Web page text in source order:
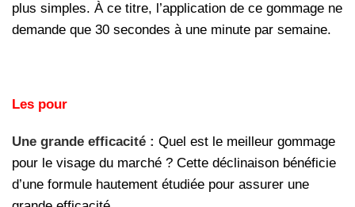
plus simples. À ce titre, l’application de ce gommage ne
demande que 30 secondes à une minute par semaine.
Les pour
Une grande efficacité : Quel est le meilleur gommage
pour le visage du marché ? Cette déclinaison bénéficie
d’une formule hautement étudiée pour assurer une